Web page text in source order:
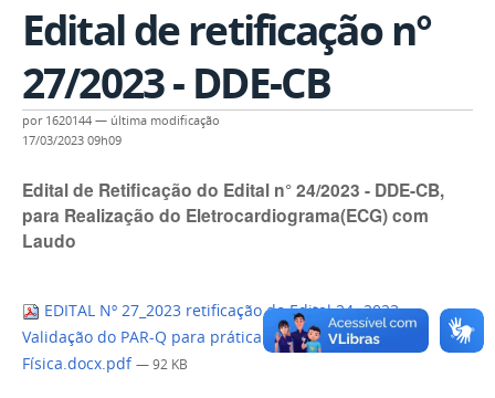
Edital de retificação n°
27/2023 - DDE-CB
por 1620144 — última modificação
17/03/2023 09h09
Edital de Retificação do Edital n° 24/2023 - DDE-CB,
para Realização do Eletrocardiograma(ECG) com
Laudo
EDITAL Nº 27_2023 retificação do Edital 24 -2023 -
Validação do PAR-Q para prática de Educação
Física.docx.pdf — 92 KB